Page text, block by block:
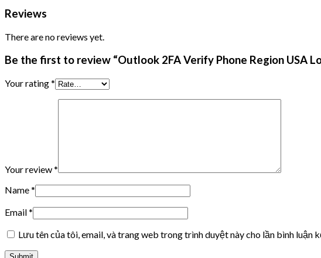
Reviews
There are no reviews yet.
Be the first to review “Outlook 2FA Verify Phone Region USA
Your rating*
Your review*
Name*
Email*
Lưu tên của tôi, email, và trang web trong trình duyệt này cho lần bình luận